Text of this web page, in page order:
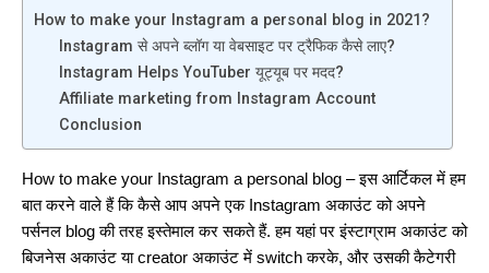
How to make your Instagram a personal blog in 2021?
Instagram से अपने ब्लॉग या वेबसाइट पर ट्रैफिक कैसे लाए?
Instagram Helps YouTuber यूट्यूब पर मदद?
Affiliate marketing from Instagram Account
Conclusion
How to make your Instagram a personal blog – इस आर्टिकल में हम
बात करने वाले हैं कि कैसे आप अपने एक Instagram अकाउंट को अपने
पर्सनल blog की तरह इस्तेमाल कर सकते हैं. हम यहां पर इंस्टाग्राम अकाउंट को
बिजनेस अकाउंट या creator अकाउंट में switch करके, और उसकी कैटेगरी